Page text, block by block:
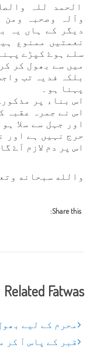
الحمد للہ
وآلہ وصحبہ ومن
دیگر کے ہاں یہ
نعمتیں ممنوع
سلے ہوۓ کپڑے
میں سے بھول کر
بلکہ فدیہ تب
پہنا ہو۔
اس بناء پر
اس نے جمرہ عقبہ
اور جہل سے سلا
حرج نہیں ہے اور
اس پر دم لازم آۓ
والله سبحانه
Share this:
Related Fatwas
محرم کے لیے
قبر کے پاس آ کر